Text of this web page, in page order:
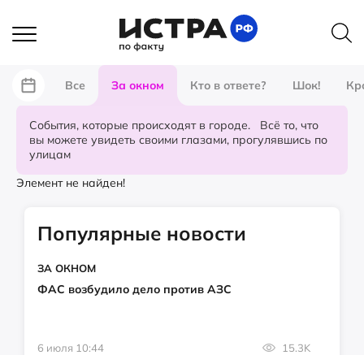
Все За окном Кто в ответе? Шок!
События, которые происходят в городе. Всё то, что
вы можете увидеть своими глазами, прогулявшись по
улицам
Элемент не найден!
Популярные новости
ЗА ОКНОМ
ФАС возбудило дело против АЗС
6 июля 10:44 15.3K